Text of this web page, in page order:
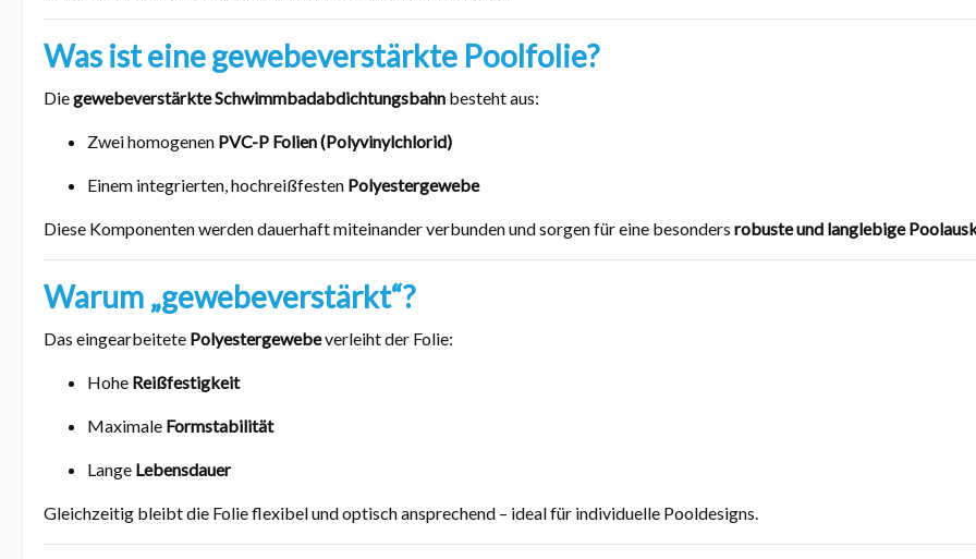
Was ist eine gewebeverstärkte Poolfolie?
Diegewebeverstärkte Schwimmbadabdichtungsbahn besteht aus:
Zwei homogenen PVC-P Folien (Polyvinylchlorid)
Einem integrierten, hochreißfesten Polyestergewebe
Diese Komponenten werden dauerhaft miteinander verbunden und sorgen für eine besonders robuste und langlebige
Warum „gewebeverstärkt“?
Das eingearbeitete Polyestergewebeverleiht der Folie:
Hohe Reißfestigkeit
Maximale Formstabilität
Lange Lebensdauer
Gleichzeitig bleibt die Folie flexibel und optisch ansprechend – ideal für individuelle Pooldesigns.